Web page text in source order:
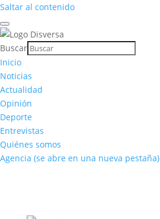
Saltar al contenido
Buscar
Inicio
Noticias
Actualidad
Opinión
Deporte
Entrevistas
Quiénes somos
Agencia (se abre en una nueva pestaña)